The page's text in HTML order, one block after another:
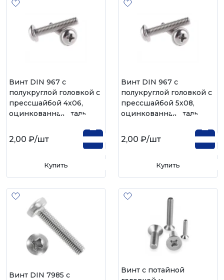
Винт DIN 967 с
полукруглой головкой с
прессшайбой 4х06,
оцинкованная сталь
2,00 ₽/шт
Купить
Винт DIN 967 с
полукруглой головкой с
прессшайбой 5х08,
оцинкованная сталь
2,00 ₽/шт
Купить
Винт DIN 7985 с
Винт с потайной